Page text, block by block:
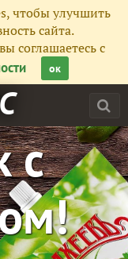
с
чтобы улучшить
сайта.
соглашаетесь с
ок